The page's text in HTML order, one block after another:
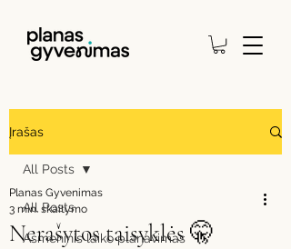
Įrašas
All Posts
Asmeninis laiko planavimas
All Posts
Nerašytos taisyklės 🤫
Planas Gyvenimas
3 min. skaitymo